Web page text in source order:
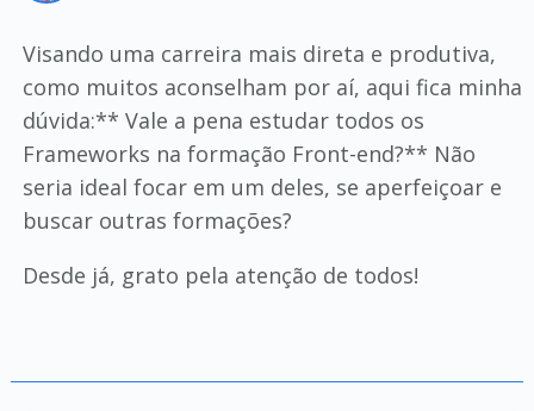
Visando uma carreira mais direta e produtiva,
como muitos aconselham por aí, aqui fica minha
dúvida:** Vale a pena estudar todos os
Frameworks na formação Front-end?** Não
seria ideal focar em um deles, se aperfeiçoar e
buscar outras formações?
Desde já, grato pela atenção de todos!